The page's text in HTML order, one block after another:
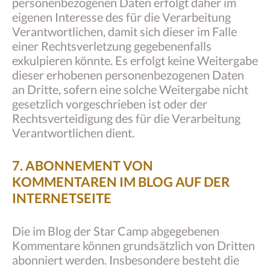
eigenen Interesse des für die Verarbeitung
Verantwortlichen, damit sich dieser im Falle
einer Rechtsverletzung gegebenenfalls
exkulpieren könnte. Es erfolgt keine Weitergabe
dieser erhobenen personenbezogenen Daten
an Dritte, sofern eine solche Weitergabe nicht
gesetzlich vorgeschrieben ist oder der
Rechtsverteidigung des für die Verarbeitung
Verantwortlichen dient.
7. ABONNEMENT VON
KOMMENTAREN IM BLOG AUF DER
INTERNETSEITE
Die im Blog der Star Camp abgegebenen
Kommentare können grundsätzlich von Dritten
abonniert werden. Insbesondere besteht die